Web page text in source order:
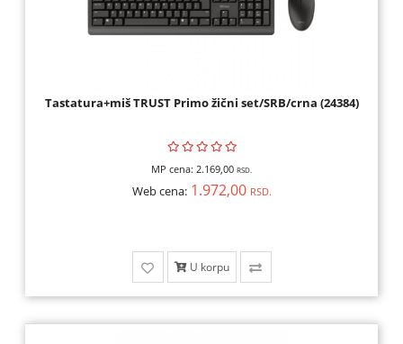
Tastatura+miš TRUST Primo žični set/SRB/crna (24384)
MP cena: 2.169,00 RSD.
Web cena: 1.972,00 RSD.
U korpu